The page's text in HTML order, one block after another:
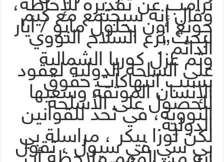
وقال إنه سيجتمع مع كيم
جونغ أون بحلول مايو / أيار
لبحث نزع السلاح النووي
الدائم”.
وتم عزل كوريا الشمالية
على الساحة الدولية لعقود
بسبب انتهاكات حقوق
الإنسان الموثقة وسعيها
للحصول على الأسلحة
النووية، في تحد للقوانين
الدولية.
لكن لورا بيكر ، مراسلة بي
بي سي في سيول ، تقول